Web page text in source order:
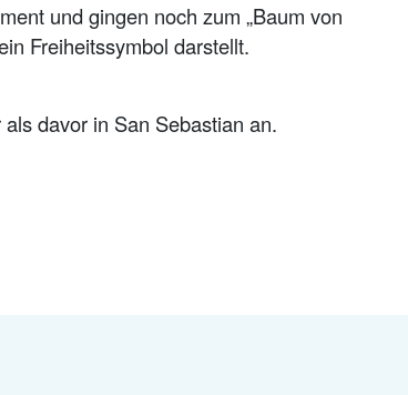
und gingen noch zum „Baum von
Freiheitssymbol darstellt.
davor in San Sebastian an.